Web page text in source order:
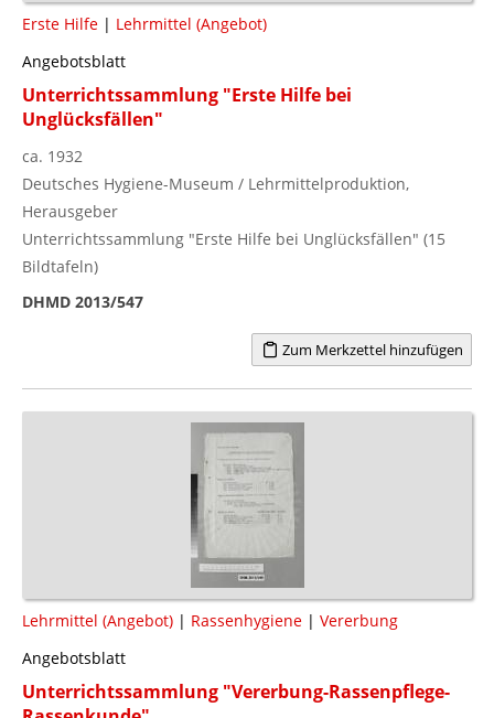
Erste Hilfe | Lehrmittel (Angebot)
Angebotsblatt
Unterrichtssammlung "Erste Hilfe bei
Unglücksfällen"
ca. 1932
Deutsches Hygiene-Museum / Lehrmittelproduktion,
Herausgeber
Unterrichtssammlung "Erste Hilfe bei Unglücksfällen" (15
Bildtafeln)
DHMD 2013/547
Zum Merkzettel hinzufügen
Lehrmittel (Angebot) | Rassenhygiene | Vererbung
Angebotsblatt
Unterrichtssammlung "Vererbung-Rassenpflege-